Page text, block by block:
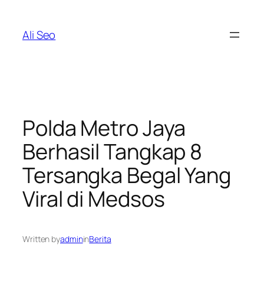
content
Ali Seo
Polda Metro Jaya
Berhasil Tangkap 8
Tersangka Begal Yang
Viral di Medsos
Written byadmininBerita